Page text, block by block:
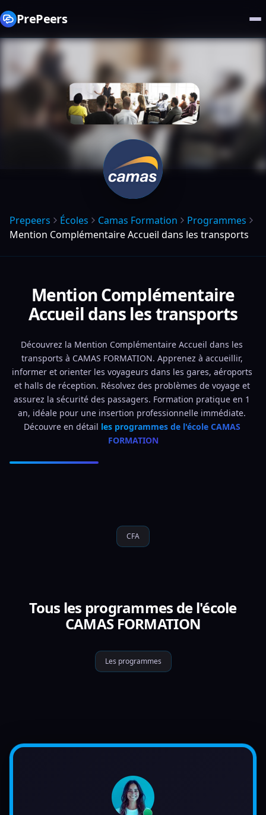
PrePeers
Prepeers Écoles Camas Formation
Programmes
Mention Complémentaire Accueil dans les transports
Mention Complémentaire
Accueil dans les transports
Découvrez la Mention Complémentaire Accueil dans les
transports à CAMAS FORMATION. Apprenez à accueillir,
informer et orienter les voyageurs dans les gares, aéroports
et halls de réception. Résolvez des problèmes de voyage et
assurez la sécurité des passagers. Formation pratique en 1
an, idéale pour une insertion professionnelle immédiate.
Découvre en détail les programmes de l'école CAMAS
FORMATION
CFA
Tous les programmes de l'école
CAMAS FORMATION
Les programmes